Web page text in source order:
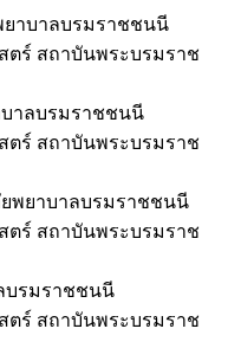
ยาบาลบรมราชชนนี
ร์ สถาบันพระบรมราช
บาลบรมราชชนนี
ร์ สถาบันพระบรมราช
พยาบาลบรมราชชนนี
ร์ สถาบันพระบรมราช
บรมราชชนนี
ร์ สถาบันพระบรมราช